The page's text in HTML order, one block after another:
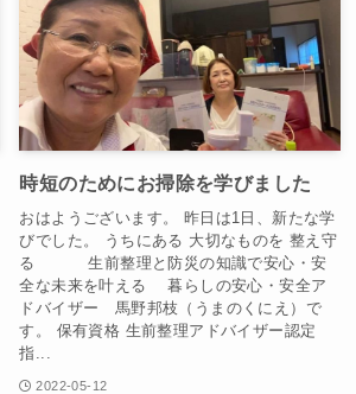
時短のためにお掃除を学びました
おはようございます。 昨日は1日、新たな学
びでした。 うちにある 大切なものを 整え守
る 生前整理と防災の知識で安心・安
全な未来を叶える 暮らしの安心・安全ア
ドバイザー 馬野邦枝（うまのくにえ）で
す。 保有資格 生前整理アドバイザー認定
指...
2022-05-12